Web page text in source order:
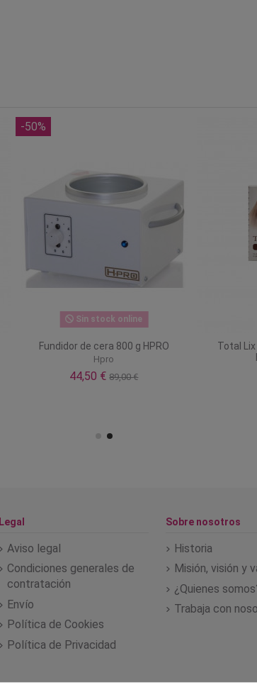
-50%
Sin stock online
Fundidor de cera 800 g HPRO
Hpro
44,50 €89,00 €
Total
Legal
Aviso legal
Condiciones generales de
contratación
Envío
Política de Cookies
Política de Privacidad
Sobre nosotros
Historia
Misión, visión y
¿Quienes
Trabaja con